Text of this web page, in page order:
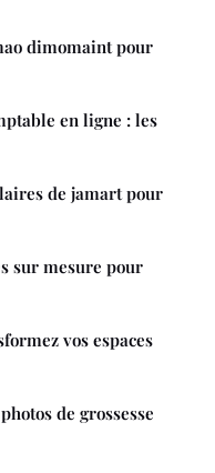
dimomaint pour
en ligne : les
de jamart pour
sur mesure pour
vos espaces
de grossesse